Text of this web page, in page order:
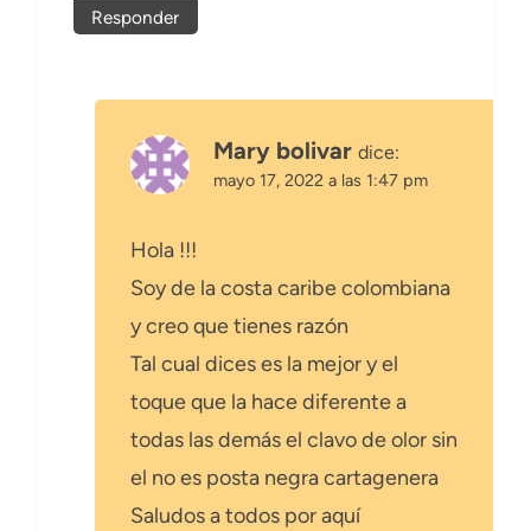
Responder
Mary bolivar dice:
mayo 17, 2022 a las 1:47 pm
Hola !!!
Soy de la costa caribe colombiana
y creo que tienes razón
Tal cual dices es la mejor y el
toque que la hace diferente a
todas las demás el clavo de olor sin
el no es posta negra cartagenera
Saludos a todos por aquí